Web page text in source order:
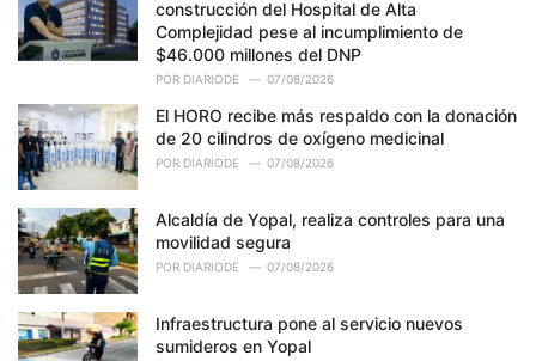
construcción del Hospital de Alta
Complejidad pese al incumplimiento de
$46.000 millones del DNP
POR DIARIODE 07/08/2026
El HORO recibe más respaldo con la donación
de 20 cilindros de oxígeno medicinal
POR DIARIODE 07/08/2026
Alcaldía de Yopal, realiza controles para una
movilidad segura
POR DIARIODE 07/08/2026
Infraestructura pone al servicio nuevos
sumideros en Yopal